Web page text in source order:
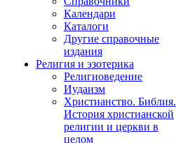
Календари
Каталоги
Другие справочные
издания
Религия и эзотерика
Религиоведение
Иудаизм
Христианство. Библия.
История христианской
религии и церкви в
целом